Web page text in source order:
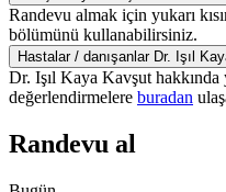
Randevu almak için yukarı
bölümünü kullanabilirsiniz.
Hastalar / danışanlar Dr. Işıl
Dr. Işıl Kaya Kavşut hakkında
değerlendirmelere buradan
Randevu al